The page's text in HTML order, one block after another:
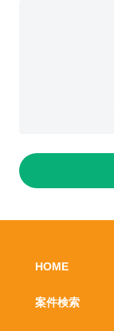
HOME
案件検索